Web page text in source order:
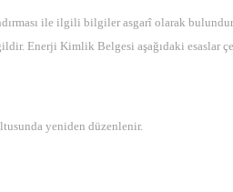
ile ilgili bilgiler asgarî olarak
Enerji Kimlik Belgesi aşağıdaki esaslar
yeniden düzenlenir.